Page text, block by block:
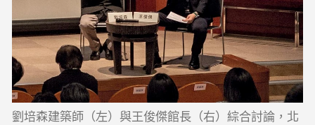
劉培森建築師（左）與王俊傑館長（右）綜合討論，北